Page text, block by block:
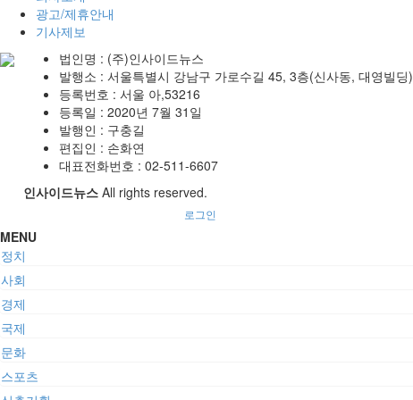
광고/제휴안내
기사제보
법인명 : (주)인사이드뉴스
발행소 : 서울특별시 강남구 가로수길 45, 3층(신사동, 대영빌딩)
등록번호 : 서울 아,53216
등록일 : 2020년 7월 31일
발행인 : 구충길
편집인 : 손화연
대표전화번호 : 02-511-6607
인사이드뉴스 All rights reserved.
로그인
MENU
정치
사회
경제
국제
문화
스포츠